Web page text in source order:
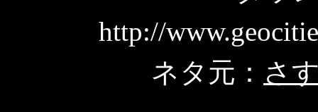
http://
ネタ元： さ